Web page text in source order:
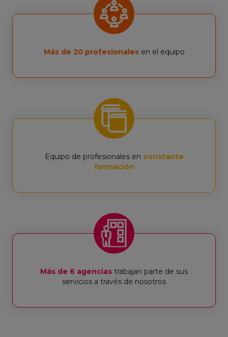
Más de 20 profesionales en el equipo
Equipo de profesionales en constante
formación
Más de 6 agencias trabajan parte de sus
servicios a través de nosotros